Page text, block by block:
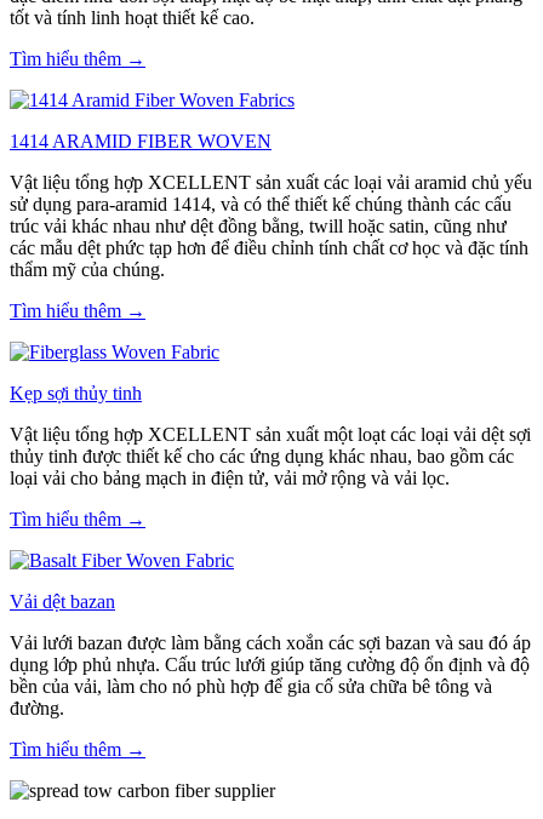
tốt và tính linh hoạt thiết kế cao.
Tìm hiểu thêm →
1414 ARAMID FIBER WOVEN
Vật liệu tổng hợp XCELLENT sản xuất các loại vải aramid chủ yếu
sử dụng para-aramid 1414, và có thể thiết kế chúng thành các cấu
trúc vải khác nhau như dệt đồng bằng, twill hoặc satin, cũng như
các mẫu dệt phức tạp hơn để điều chỉnh tính chất cơ học và đặc tính
thẩm mỹ của chúng.
Tìm hiểu thêm →
Kẹp sợi thủy tinh
Vật liệu tổng hợp XCELLENT sản xuất một loạt các loại vải dệt sợi
thủy tinh được thiết kế cho các ứng dụng khác nhau, bao gồm các
loại vải cho bảng mạch in điện tử, vải mở rộng và vải lọc.
Tìm hiểu thêm →
Vải dệt bazan
Vải lưới bazan được làm bằng cách xoắn các sợi bazan và sau đó áp
dụng lớp phủ nhựa. Cấu trúc lưới giúp tăng cường độ ổn định và độ
bền của vải, làm cho nó phù hợp để gia cố sửa chữa bê tông và
đường.
Tìm hiểu thêm →